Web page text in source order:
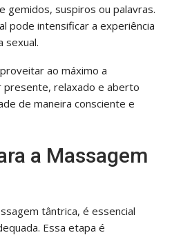
gemidos, suspiros ou palavras.
pode intensificar a experiência
sexual.
ao máximo a
relaxado e aberto
de maneira consciente e
a Massagem
tântrica, é essencial
Essa etapa é